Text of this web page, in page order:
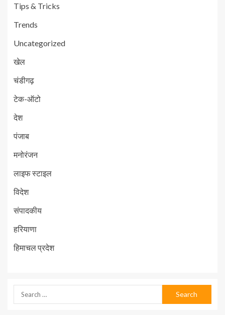
Tips & Tricks
Trends
Uncategorized
खेल
चंडीगढ़
टेक-ऑटो
देश
पंजाब
मनोरंजन
लाइफ स्टाइल
विदेश
संपादकीय
हरियाणा
हिमाचल प्रदेश